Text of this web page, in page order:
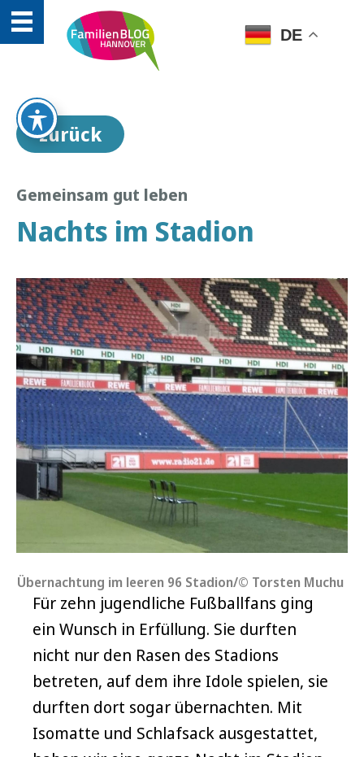
DE
zurück
Gemeinsam gut leben
Nachts im Stadion
Übernachtung im leeren 96 Stadion/© Torsten Muchu
Für zehn jugendliche Fußballfans ging
ein Wunsch in Erfüllung. Sie durften
nicht nur den Rasen des Stadions
betreten, auf dem ihre Idole spielen, sie
durften dort sogar übernachten. Mit
Isomatte und Schlafsack ausgestattet,